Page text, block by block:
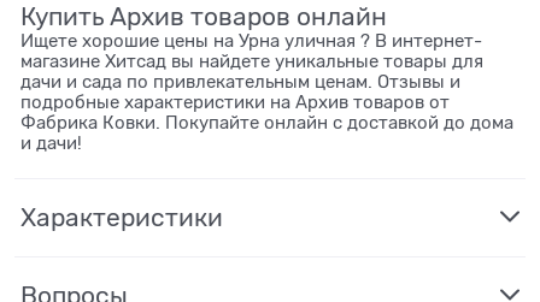
Купить Архив товаров онлайн
Ищете хорошие цены на Урна уличная ? В интернет-
магазине Хитсад вы найдете уникальные товары для
дачи и сада по привлекательным ценам. Отзывы и
подробные характеристики на Архив товаров от
Фабрика Ковки. Покупайте онлайн с доставкой до дома
и дачи!
Характеристики
Вопросы